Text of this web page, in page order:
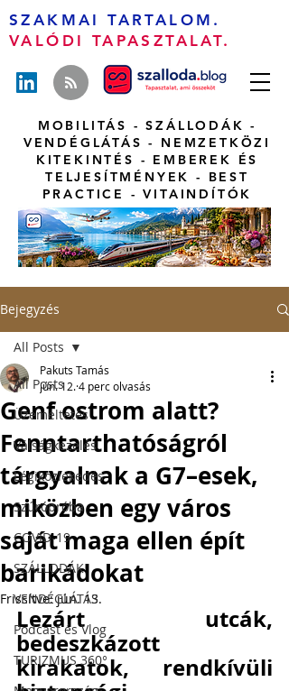
SZAKMAI TARTALOM.
VALÓDI TAPASZTALAT.
MOBILITÁS - SZÁLLODÁK -
VENDÉGLÁTÁS - NEMZETKÖZI
KITEKINTÉS - EMBEREK ÉS
TELJESÍTMÉNYEK - BEST
PRACTICE - VITAINDÍTÓK
A turizmus, a szállodaipar, a mobilitás és a
vendéglátás szakértői szemmel.
FELIRATKOZÁS
Bejegyzés
All Posts
Üzemeltetés
Válságkezelés
Légiközlekedés
Szúrópróba
COVID-19
SZÁLLODÁK
VENDÉGLÁTÁS
Podcast és Vlog
TURIZMUS 360°
All Posts
Genf ostrom alatt?
Fenntarthatóságról
tárgyalnak a G7–esek,
miközben egy város
saját maga ellen épít
barikádokat
Pakuts Tamás
jún. 12.4 perc olvasás
Frissítve:jún. 13.
Lezárt utcák,
bedeszkázott
kirakatok, rendkívüli